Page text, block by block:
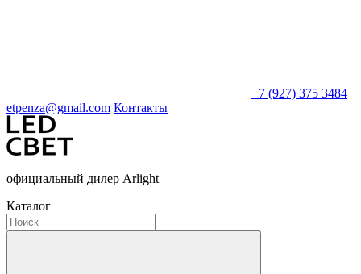
+7 (927) 375 3484
etpenza@gmail.com Контакты
официальный дилер Arlight
Каталог